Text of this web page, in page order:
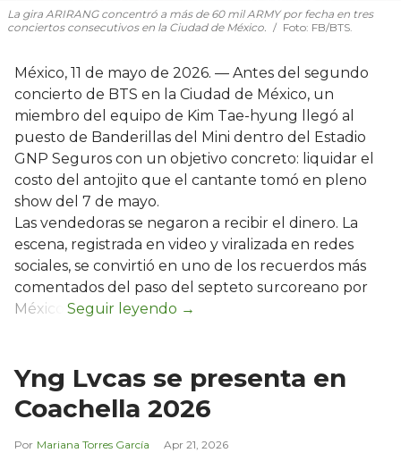
La gira ARIRANG concentró a más de 60 mil ARMY por fecha en tres
conciertos consecutivos en la Ciudad de México.
Foto: FB/BTS.
México, 11 de mayo de 2026. — Antes del segundo
concierto de BTS en la Ciudad de México, un
miembro del equipo de Kim Tae-hyung llegó al
puesto de Banderillas del Mini dentro del Estadio
GNP Seguros con un objetivo concreto: liquidar el
costo del antojito que el cantante tomó en pleno
show del 7 de mayo.
Las vendedoras se negaron a recibir el dinero. La
escena, registrada en video y viralizada en redes
sociales, se convirtió en uno de los recuerdos más
comentados del paso del septeto surcoreano por
México.
Yng Lvcas se presenta en
Coachella 2026
Mariana Torres García Apr 21, 2026